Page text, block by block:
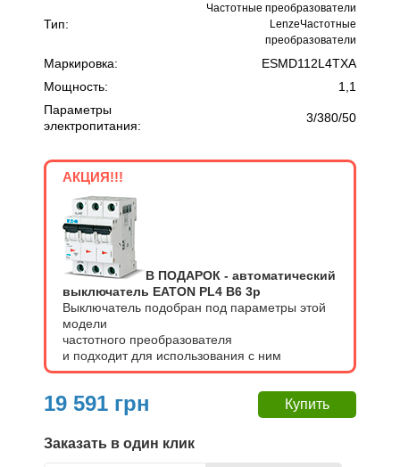
Тип:
Частотные преобразователи
LenzeЧастотные
преобразователи
Маркировка:
ESMD112L4TXA
Мощность:
1,1
Параметры
электропитания:
3/380/50
АКЦИЯ!!!
В ПОДАРОК - автоматический
выключатель EATON PL4 В6 3p
Выключатель подобран под параметры этой
модели
частотного преобразователя
и подходит для использования с ним
19 591 грн
Заказать в один клик